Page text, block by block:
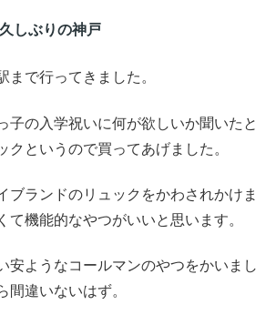
しぶりの神戸
まで行ってきました。
子の入学祝いに何が欲しいか聞いたと
クというので買ってあげました。
ブランドのリュックをかわされかけま
て機能的なやつがいいと思います。
安ようなコールマンのやつをかいまし
間違いないはず。